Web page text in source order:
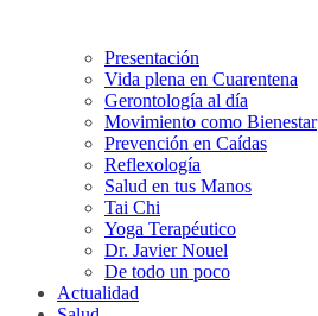
Presentación
Vida plena en Cuarentena
Gerontología al día
Movimiento como Bienestar
Prevención en Caídas
Reflexología
Salud en tus Manos
Tai Chi
Yoga Terapéutico
Dr. Javier Nouel
De todo un poco
Actualidad